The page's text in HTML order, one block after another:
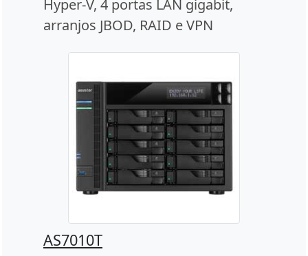
Hyper-V, 4 portas LAN gigabit,
arranjos JBOD, RAID e VPN
AS7010T